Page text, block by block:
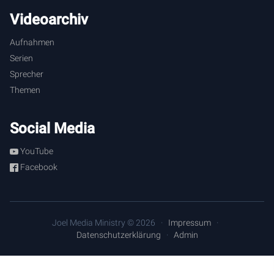
Videoarchiv
Aufnahmen
Serien
Sprecher
Themen
Social Media
YouTube
Facebook
Joel Media Ministry © 2026
Impressum
Datenschutzerklärung
Admin